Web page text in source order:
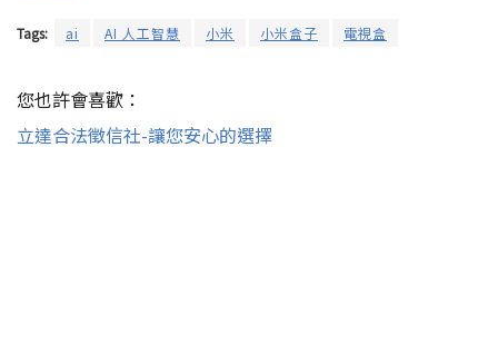
Tags: ai AI 人工智慧 小米 小米盒子 電視盒
您也許會喜歡：
立達合法徵信社-讓您安心的選擇